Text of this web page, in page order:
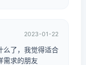
2023-01-22
么了，我觉得适合
需求的朋友